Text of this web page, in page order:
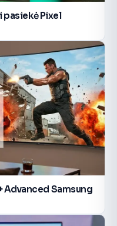
pasiekė Pixel
Advanced Samsung